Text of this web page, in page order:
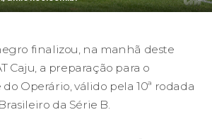
finalizou, na manhã deste
Caju, a preparação para o
Operário, válido pela 10ª rodada
da Série B.